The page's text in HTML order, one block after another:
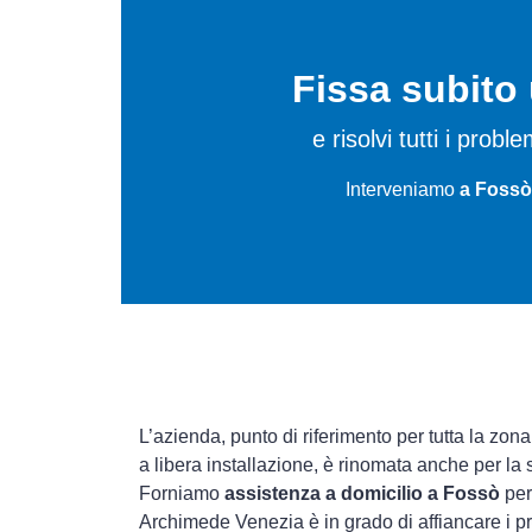
Fissa subito
e risolvi tutti i
Interveniamo a
L’azienda, punto di riferimento per tutta la
a libera installazione, è rinomata anche per la
Forniamo assistenza a domicilio a Fossò
Archimede Venezia è in grado di affiancare i